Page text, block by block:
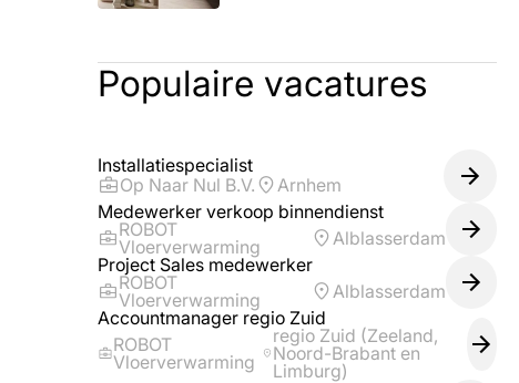
Populaire vacatures
Installatiespecialist
Op Naar Nul B.V.
Arnhem
Medewerker verkoop binnendienst
ROBOT
Vloerverwarming
Alblasserdam
Project Sales medewerker
ROBOT
Vloerverwarming
Alblasserdam
Accountmanager regio Zuid
ROBOT
Vloerverwarming
regio Zuid (Zeeland,
Noord-Brabant en
Limburg)